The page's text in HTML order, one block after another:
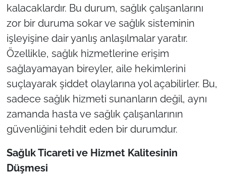
kalacaklardır. Bu durum, sağlık çalışanlarını
zor bir duruma sokar ve sağlık sisteminin
işleyişine dair yanlış anlaşılmalar yaratır.
Özellikle, sağlık hizmetlerine erişim
sağlayamayan bireyler, aile hekimlerini
suçlayarak şiddet olaylarına yol açabilirler. Bu,
sadece sağlık hizmeti sunanların değil, aynı
zamanda hasta ve sağlık çalışanlarının
güvenliğini tehdit eden bir durumdur.
Sağlık Ticareti ve Hizmet Kalitesinin
Düşmesi